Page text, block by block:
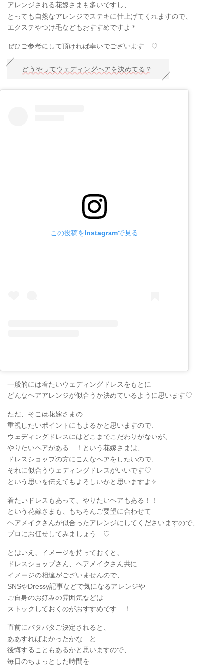
アレンジされる花嫁さまも多いですし、
とっても自然なアレンジでステキに仕上げてくれますので、
エクステやつけ毛などもおすすめですよ＊
ぜひご参考にして頂ければ幸いでございます…♡
どうやってウェディングヘアを決めてる？
この投稿をInstagramで見る
一般的には着たいウェディングドレスをもとに
どんなヘアアレンジが似合うか決めているように思います♡
ただ、そこは花嫁さまの
重視したいポイントにもよるかと思いますので、
ウェディングドレスにはどこまでこだわりがないが、
やりたいヘアがある…！という花嫁さまは、
ドレスショップの方にこんなヘアをしたいので、
それに似合うウェディングドレスがいいです♡
という思いを伝えてもよろしいかと思いますよ✧
着たいドレスもあって、やりたいヘアもある！！
という花嫁さまも、もちろんご要望に合わせて
ヘアメイクさんが似合ったアレンジにしてくださいますので、
プロにお任せしてみましょう…♡
とはいえ、イメージを持っておくと、
ドレスショップさん、ヘアメイクさん共に
イメージの相違がございませんので、
SNSやDressy記事などで気になるアレンジや
ご自身のお好みの雰囲気などは
ストックしておくのがおすすめです…！
直前にバタバタご決定されると、
ああすればよかったかな…と
後悔することもあるかと思いますので、
毎日のちょっとした時間を